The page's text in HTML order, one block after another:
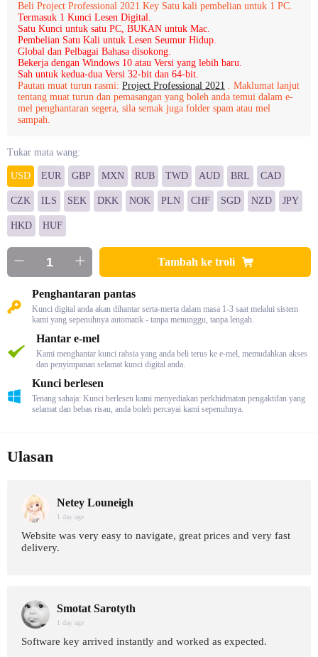
Beli Project Professional 2021 Key Satu kali pembelian untuk 1 PC.
Termasuk 1 Kunci Lesen Digital.
Satu Kunci untuk satu PC, BUKAN untuk Mac.
Pembelian Satu Kali untuk Lesen Seumur Hidup.
Global dan Pelbagai Bahasa disokong.
Bekerja dengan Windows 10 atau Versi yang lebih baru.
Sah untuk kedua-dua Versi 32-bit dan 64-bit.
Pautan muat turun rasmi: Project Professional 2021 . Maklumat lanjut
tentang muat turun dan pemasangan yang boleh anda temui dalam e-
mel penghantaran segera, sila semak juga folder spam atau mel
sampah.
Tukar mata wang:
USD EUR GBP MXN RUB TWD AUD BRL CAD
CZK ILS SEK DKK NOK PLN CHF SGD NZD JPY
HKD HUF
Tambah ke troli
Penghantaran pantas
Kunci digital anda akan dihantar serta-merta dalam masa 1-3 saat melalui sistem
kami yang sepenuhnya automatik - tanpa menunggu, tanpa lengah.
Hantar e-mel
Kami menghantar kunci rahsia yang anda beli terus ke e-mel, memudahkan akses
dan penyimpanan selamat kunci digital anda.
Kunci berlesen
Tenang sahaja: Kunci berlesen kami menyediakan perkhidmatan pengaktifan yang
selamat dan bebas risau, anda boleh percayai kami sepenuhnya.
Ulasan
Netey Louneigh
1 day age
Website was very easy to navigate, great prices and very fast
delivery.
Smotat Sarotyth
1 day age
Software key arrived instantly and worked as expected.